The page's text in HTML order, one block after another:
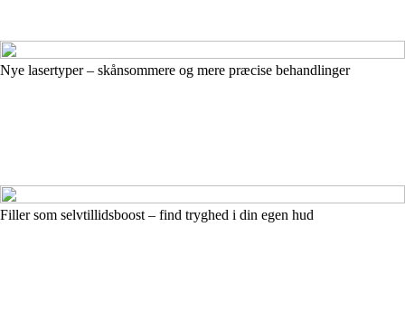
Nye lasertyper – skånsommere og mere præcise behandlinger
Filler som selvtillidsboost – find tryghed i din egen hud